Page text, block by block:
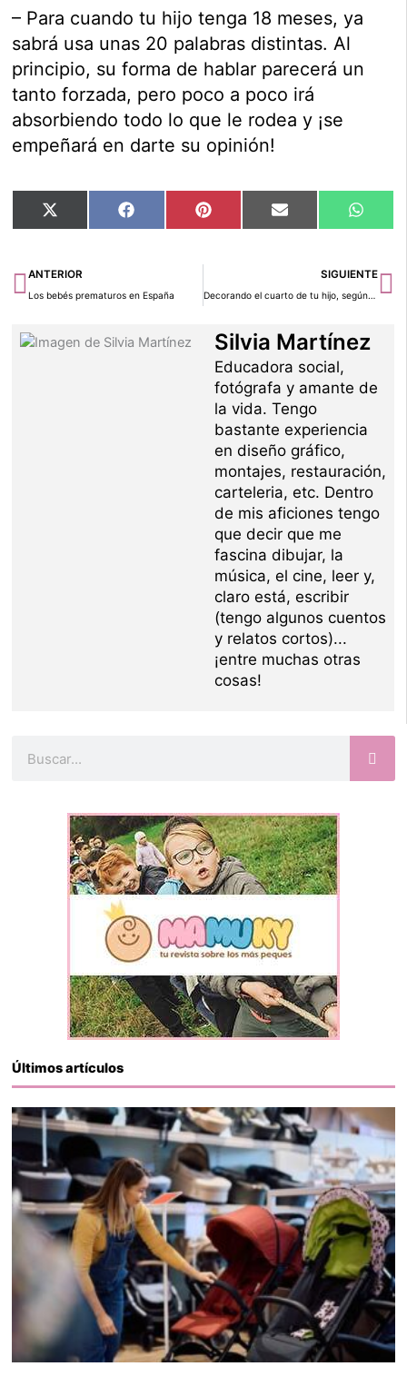
– Para cuando tu hijo tenga 18 meses, ya
sabrá usa unas 20 palabras distintas. Al
principio, su forma de hablar parecerá un
tanto forzada, pero poco a poco irá
absorbiendo todo lo que le rodea y ¡se
empeñará en darte su opinión!
Compartir
en
X
(Twitter)
Compartir
en
Facebook Compartir
en
Pinterest Compartir
en
Email
en
Ant
ANTERIOR
Los bebés prematuros en España
SIGUIENTE
Decorando el cuarto de tu hijo, según el Feng Shui
Silvia Martínez
Educadora social,
fotógrafa y amante de
la vida. Tengo
bastante experiencia
en diseño gráfico,
montajes, restauración,
carteleria, etc. Dentro
de mis aficiones tengo
que decir que me
fascina dibujar, la
música, el cine, leer y,
claro está, escribir
(tengo algunos cuentos
y relatos cortos)...
¡entre muchas otras
cosas!
Últimos artículos